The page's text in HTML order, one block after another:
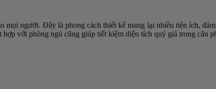
người. Đây là phong cách thiết kế mang lại nhiều tiện ích,
với phòng ngủ cũng giúp tiết kiệm diện tích quý giá trong căn